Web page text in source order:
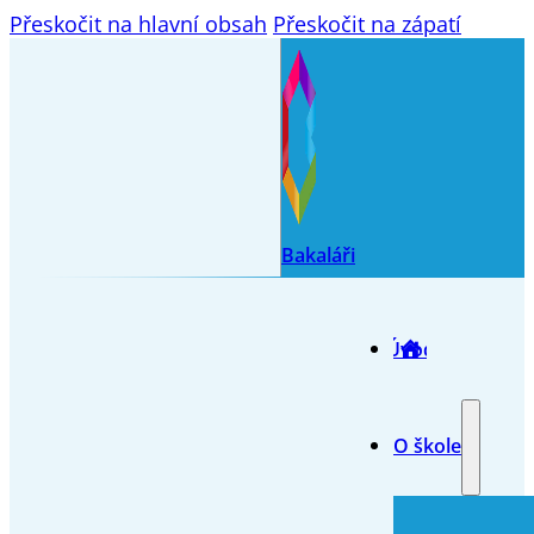
Přeskočit na hlavní obsah Přeskočit na zápatí
Bakaláři
Úvod
O škole